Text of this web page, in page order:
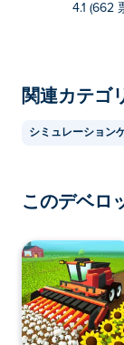
Pokiでは、
か？
ートフォンや
できます。
4.1 (662
関連カテゴ
シミュレーション
このデベロ